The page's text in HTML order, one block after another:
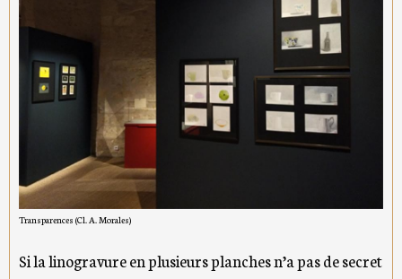
Transparences (Cl. A. Morales)
Si la linogravure en plusieurs planches n’a pas de secret